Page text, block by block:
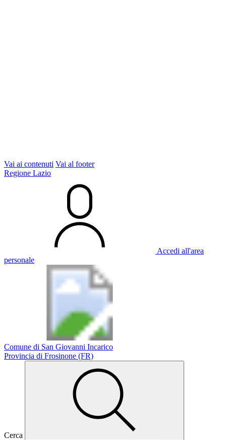
Vai ai contenuti Vai al footer
Regione Lazio
Accedi all'area
personale
Comune di San Giovanni Incarico
Provincia di Frosinone (FR)
Cerca